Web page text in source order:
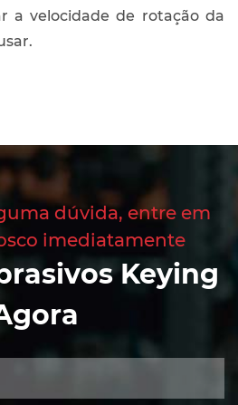
a velocidade de rotação da
dúvida, entre em
imediatamente
Keying